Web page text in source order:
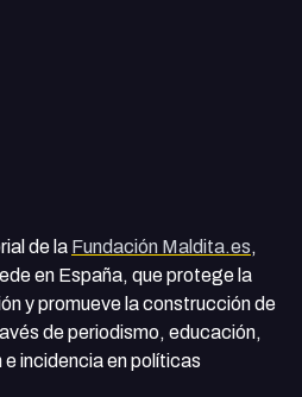
de la Fundación Maldita.es,
en España, que protege la
y promueve la construcción de
de periodismo, educación,
incidencia en políticas